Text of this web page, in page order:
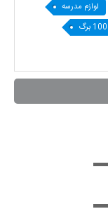
لوازم مدرسه